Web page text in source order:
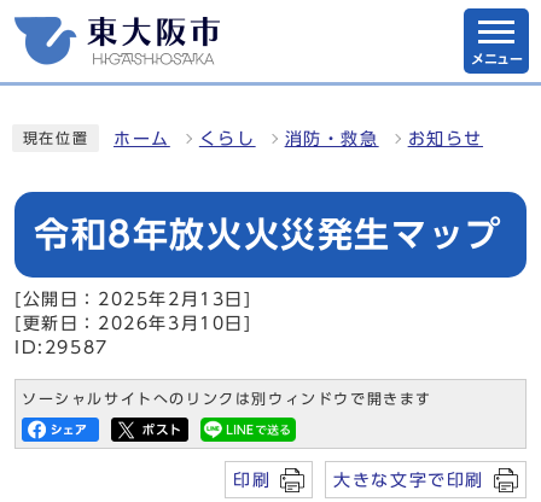
メニュー
現在位置 ホーム くらし 消防・救急 お知らせ
令和8年放火火災発生マップ
[公開日：2025年2月13日]
[更新日：2026年3月10日]
ID:29587
ソーシャルサイトへのリンクは別ウィンドウで開きます
印刷 大きな文字で印刷